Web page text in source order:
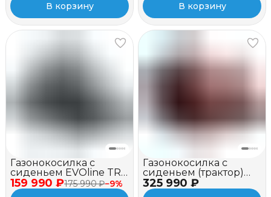
В корзину В корзину
159 990 ₽175 990 ₽−9%
Газонокосилка с
сиденьем EVOline TRG
61 CM L
325 990 ₽
Газонокосилка с
сиденьем (трактор)
EVOline TRG 107 CH